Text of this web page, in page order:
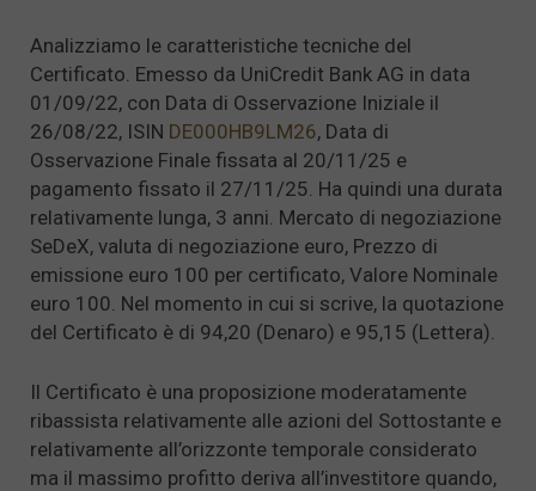
Analizziamo le caratteristiche tecniche del
Certificato. Emesso da UniCredit Bank AG in data
01/09/22, con Data di Osservazione Iniziale il
26/08/22, ISIN DE000HB9LM26, Data di
Osservazione Finale fissata al 20/11/25 e
pagamento fissato il 27/11/25. Ha quindi una durata
relativamente lunga, 3 anni. Mercato di negoziazione
SeDeX, valuta di negoziazione euro, Prezzo di
emissione euro 100 per certificato, Valore Nominale
euro 100. Nel momento in cui si scrive, la quotazione
del Certificato è di 94,20 (Denaro) e 95,15 (Lettera).
Il Certificato è una proposizione moderatamente
ribassista relativamente alle azioni del Sottostante e
relativamente all’orizzonte temporale considerato
ma il massimo profitto deriva all’investitore quando,